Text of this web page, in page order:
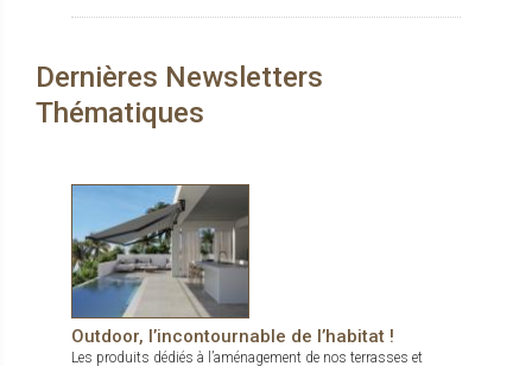
Dernières Newsletters
Thématiques
Outdoor, l’incontournable de l’habitat !
Les produits dédiés à l’aménagement de nos terrasses et